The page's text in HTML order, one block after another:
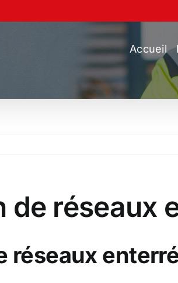
Accueil
de réseaux
réseaux